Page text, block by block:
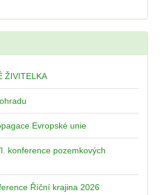
ŽIVITELKA
Evropské unie
konference pozemkových
Říční krajina 2026